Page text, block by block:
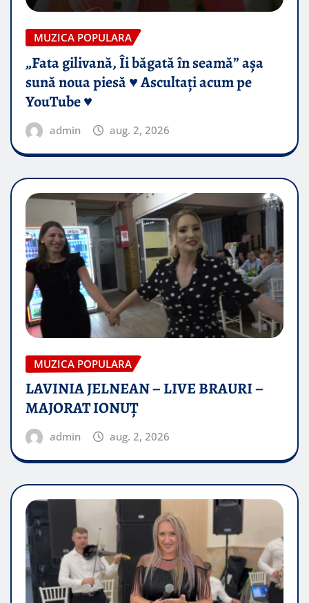
MUZICA POPULARA
„Fata gilivană, Îi băgată în seamă” așa
sună noua piesă ♥️ Ascultați acum pe
YouTube ♥️
admin aug. 2, 2026
MUZICA POPULARA
LAVINIA JELNEAN – LIVE BRAURI –
MAJORAT IONUŢ
admin aug. 2, 2026